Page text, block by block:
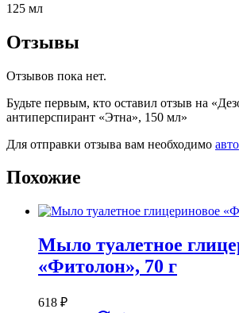
125 мл
Отзывы
Отзывов пока нет.
Будьте первым, кто оставил отзыв на
антиперспирант «Этна», 150 мл»
Для отправки отзыва вам необходимо
Похожие
Мыло туалетное
«Фитолон», 70 г
618 ₽